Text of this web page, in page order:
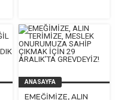
ANASAYFA
EMEĞİMİZE, ALIN